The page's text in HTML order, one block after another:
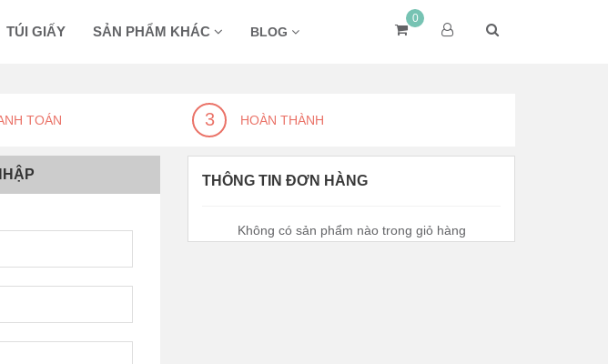
TÚI GIẤY SẢN PHẨM KHÁC BLOG
0
TOÁN 3 HOÀN THÀNH
THÔNG TIN ĐƠN HÀNG
Không có sản phẩm nào trong giỏ hàng